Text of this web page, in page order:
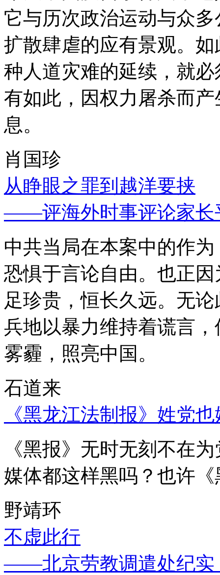
它与历次政治运动与众
扩散肆虐的应有景观。
种人道灾难的延续，就
有如此，因权力屠杀而
息。
肖国珍
从睁眼之罪到越洋要挟
——评海外时事评论家长
中共当局在本案中的作
恐惧于言论自由。也正
足珍贵，恒长久远。无
兵地以暴力维持着谎言
雾霾，照亮中国。
石道来
《黑龙江法制报》姓党
《黑报》无时无刻不在
媒体都这样黑吗？也许
野靖环
不虚此行
——北京劳教调遣处纪实